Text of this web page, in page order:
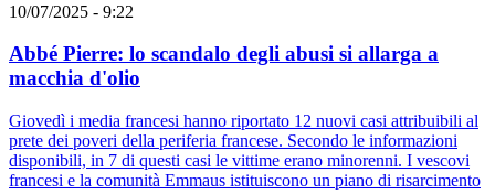
10/07/2025 - 9:22
Abbé Pierre: lo scandalo degli abusi si allarga a
macchia d'olio
Giovedì i media francesi hanno riportato 12 nuovi casi attribuibili al
prete dei poveri della periferia francese. Secondo le informazioni
disponibili, in 7 di questi casi le vittime erano minorenni. I vescovi
francesi e la comunità Emmaus istituiscono un piano di risarcimento